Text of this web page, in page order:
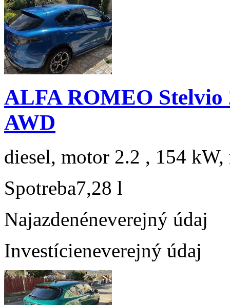
ALFA ROMEO Stelvio
AWD
diesel, motor 2.2 , 154 kW,
Spotreba7,28 l
Najazdenéneverejný údaj
Investícieneverejný údaj